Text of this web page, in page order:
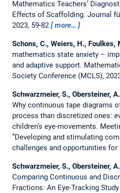
Mathematics Teachers’
Effects of Scaffolding. Journal
2023, 59-82
more…
Schons, C., Weiers, H., Foulkes,
mathematics state anxiety –
and adaptive support.
Society Conference (MCLS),
Schwarzmeier, S., Obersteiner,
Why continuous tape diagrams
process than discretized ones:
children’s eye-movements.
”Developing and stimulating
challenges and opportunities for
Schwarzmeier, S., Obersteiner,
Comparing Continuous and
Fractions: An Eye-Tracking